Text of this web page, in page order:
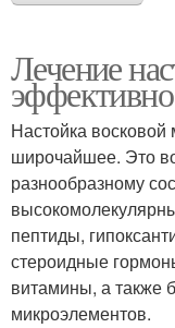
Лечение
Настойка
широчайшее. Это
разнообразному
пептиды,
стероидные
витамины, а также
микроэлементов.